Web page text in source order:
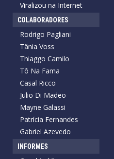
Viralizou na Internet
COLABORADORES
Rodrigo Pagliani
Tânia Voss
Thiaggo Camilo
Tô Na Fama
Casal Ricco
Julio Di Madeo
Mayne Galassi
Patrícia Fernandes
Gabriel Azevedo
INFORMES